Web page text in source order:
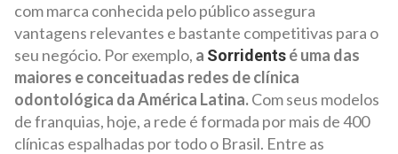
com marca conhecida pelo público assegura
vantagens relevantes e bastante competitivas para o
seu negócio. Por exemplo, a Sorridentsé uma das
maiores e conceituadas redes de clínica
odontológica da América Latina.Com seus modelos
de franquias, hoje, a rede é formada por mais de 400
clínicas espalhadas por todo o Brasil. Entre as